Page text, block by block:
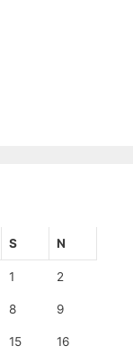
S N
1 2
8 9
15 16